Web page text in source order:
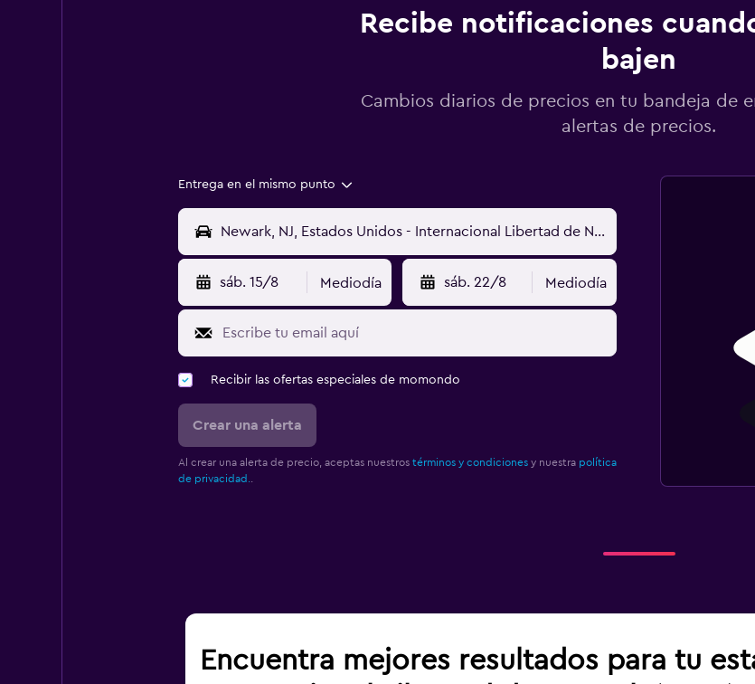
Recibe notificaciones
bajen
Cambios diarios de precios en tu bandeja de
alertas de precios.
Entrega en el mismo punto
sáb. 15/8 Mediodía sáb. 22/8 Mediodía
Recibir las ofertas especiales de momondo
Crear una alerta
Al crear una alerta de precio, aceptas nuestros términos y condicionesy nuestra política
de privacidad.
Encuentra mejores resultados para tu